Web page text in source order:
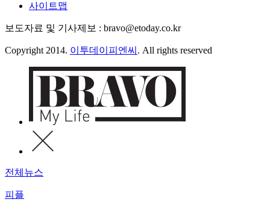
사이트맵
보도자료 및 기사제보 : bravo@etoday.co.kr
Copyright 2014. 이투데이피엔씨 . All rights reserved
전체뉴스
피플